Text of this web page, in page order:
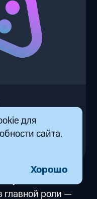
для
сайта.
Хорошо
главной роли —